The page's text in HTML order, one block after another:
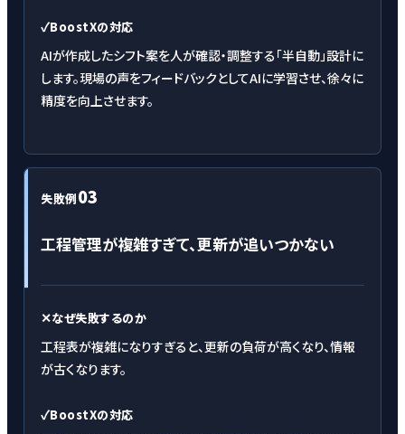
✓BoostXの対応
AIが作成したシフト案を人が確認・調整する「半自動」設計に
します。現場の声をフィードバックとしてAIに学習させ、徐々に
精度を向上させます。
失敗例03
工程管理が複雑すぎて、更新が追いつかない
✕なぜ失敗するのか
工程表が複雑になりすぎると、更新の負荷が高くなり、情報
が古くなります。
✓BoostXの対応